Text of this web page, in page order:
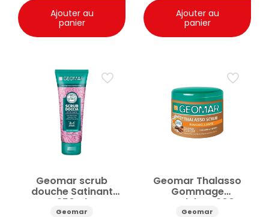
Ajouter au
panier
Ajouter au
panier
Geomar scrub
douche Satinant
250ml
Geomar
Geomar Thalasso
Gommage
Remodelant 600g
Geomar